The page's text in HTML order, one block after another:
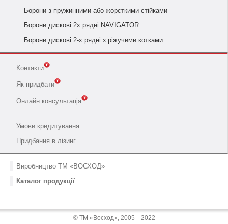
Борони з пружинними або жорсткими стійками
Борони дискові 2х рядні NAVIGATOR
Борони дискові 2-х рядні з ріжучими котками
Контакти
Як придбати
Онлайн консультація
Умови кредитування
Придбання в лізинг
Виробництво ТМ «ВОСХОД»
Каталог продукції
© ТМ «Восход», 2005—2022